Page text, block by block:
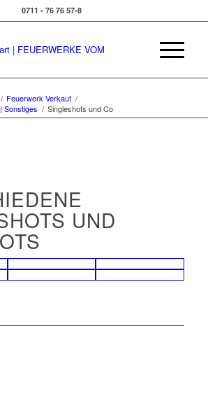
0711 - 76 76 57-8
/ Feuerwerk Verkauf /
Sonstiges / Singleshots und Co
UND